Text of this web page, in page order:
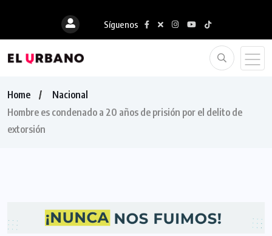
Síguenos
Home
Nacional
Hombre es condenado a 20 años de prisión por el delito de
extorsión